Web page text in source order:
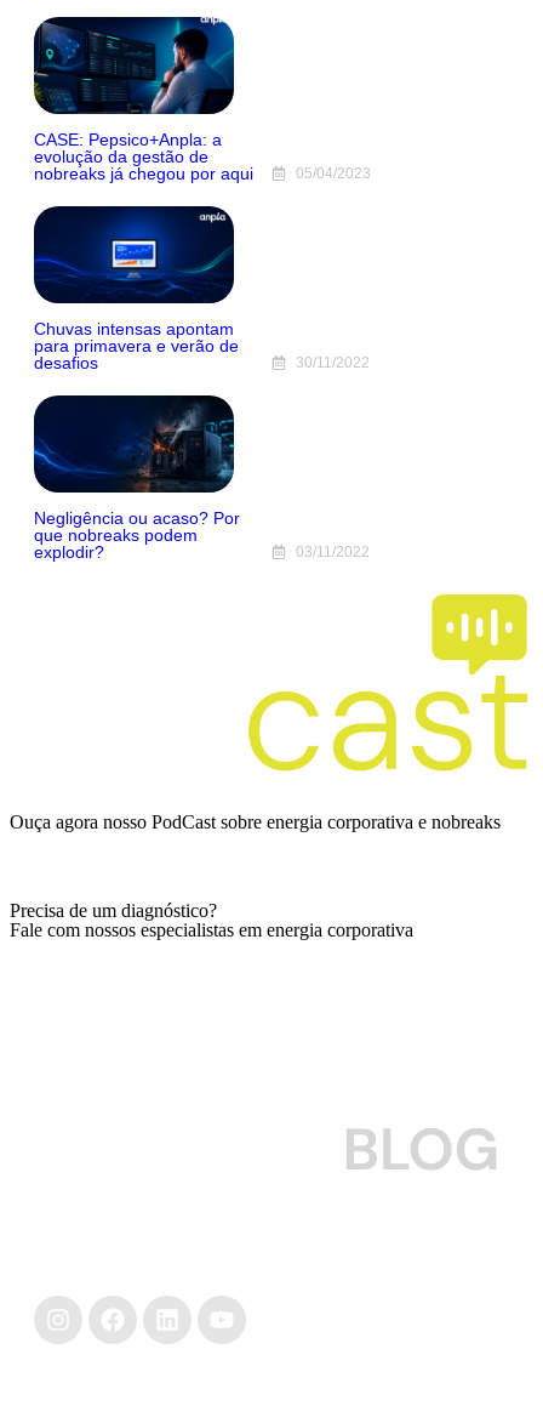
CASE: Pepsico+Anpla: a
evolução da gestão de
nobreaks já chegou por aqui
05/04/2023
Chuvas intensas apontam
para primavera e verão de
desafios
30/11/2022
Negligência ou acaso? Por
que nobreaks podem
explodir?
03/11/2022
Ouça agora nosso PodCast sobre energia corporativa e nobreaks
Precisa de um diagnóstico?
Fale com nossos especialistas em energia corporativa